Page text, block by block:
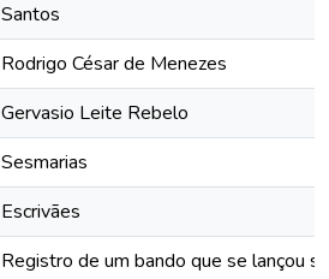
Santos
Rodrigo César de Menezes
Gervasio Leite Rebelo
Sesmarias
Escrivães
Registro de um bando que se lançou